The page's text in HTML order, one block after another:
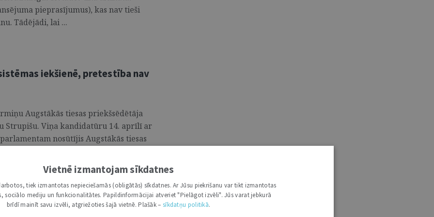
pieprasījumus), kas nav tieši
Tādējādi, lai ...
iekšienē, pretestība nav
Augstākās tiesas priekšsēdētāja
Strupišu. Viņa kandidatūru 14. aprīlī ar
nosūtījis Augstākās tiesas
izvērtēja arī divus citus kandidātus –
Pirmo reizi Augstākās tiesas un līdz
Strupišs stājās 2020. gadā. Toreiz viņa
neatkarība, kvalitāte, efektivitāte un
Piecos amatā aizvadītajos gados
taču tās ir mērķtiecīgi jāturpina – ar
Vietnē izmantojam sīkdatnes
tiek izmantotas nepieciešamās (obligātās) sīkdatnes. Ar Jūsu piekrišanu var tikt izmantotas
sociālo mediju un funkcionalitātes. Papildinformācijai atveriet "Pielāgot izvēli". Jūs varat jebkurā
brīdī mainīt savu izvēli, atgriežoties šajā vietnē. Plašāk – sīkdatņu politikā.